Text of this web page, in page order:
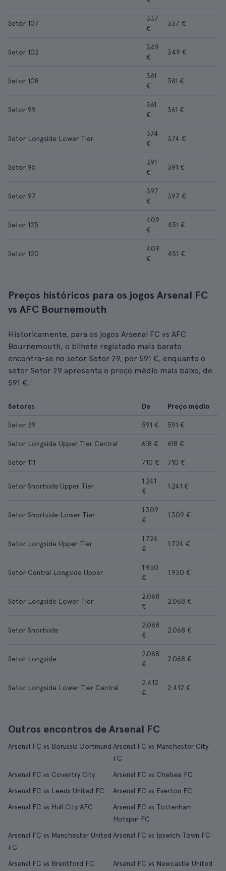
Setor 107
337
€
337 €
Setor 102
349
€
349 €
Setor 108
361
€
361 €
Setor 99
361
€
361 €
Setor Longside Lower Tier
374
€
374 €
Setor 95
391
€
391 €
Setor 97
397
€
397 €
Setor 125
409
€
451 €
Setor 120
409
€
451 €
Preços históricos para os jogos Arsenal FC
vs AFC Bournemouth
Historicamente, para os jogos Arsenal FC vs AFC
Bournemouth, o bilhete registado mais barato
encontra-se no setor Setor 29, por 591 €, enquanto o
setor Setor 29 apresenta o preço médio mais baixo, de
591 €.
Setores De Preço médio
Setor 29 591 € 591 €
Setor Longside Upper Tier Central 618 € 618 €
Setor 111 710 € 710 €
Setor Shortside Upper Tier
1.241
€
1.241 €
Setor Shortside Lower Tier
1.309
€
1.309 €
Setor Longside Upper Tier
1.724
€
1.724 €
Setor Central Longside Upper
1.930
€
1.930 €
Setor Longside Lower Tier
2.068
€
2.068 €
Setor Shortside
2.068
€
2.068 €
Setor Longside
2.068
€
2.068 €
Setor Longside Lower Tier Central
2.412
€
2.412 €
Outros encontros de Arsenal FC
Arsenal FC vs Borussia Dortmund Arsenal FC vs Manchester City
FC
Arsenal FC vs Coventry City
Arsenal FC vs Chelsea FC
Arsenal FC vs Leeds United FC
Arsenal FC vs Everton FC
Arsenal FC vs Hull City AFC
Arsenal FC vs Tottenham
Hotspur FC
Arsenal FC vs Manchester United
FC
Arsenal FC vs Ipswich Town FC
Arsenal FC vs Brentford FC
Arsenal FC vs Newcastle United